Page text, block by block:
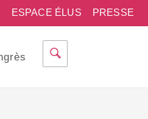
PRESSE
ESPACE ÉLUS